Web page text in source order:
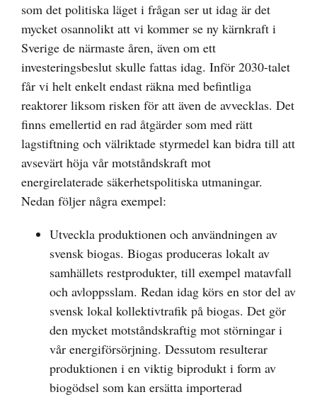
som det politiska läget i frågan ser ut idag är det
mycket osannolikt att vi kommer se ny kärnkraft i
Sverige de närmaste åren, även om ett
investeringsbeslut skulle fattas idag. Inför 2030-talet
får vi helt enkelt endast räkna med befintliga
reaktorer liksom risken för att även de avvecklas. Det
finns emellertid en rad åtgärder som med rätt
lagstiftning och välriktade styrmedel kan bidra till att
avsevärt höja vår motståndskraft mot
energirelaterade säkerhetspolitiska utmaningar.
Nedan följer några exempel:
Utveckla produktionen och användningen av
svensk biogas. Biogas produceras lokalt av
samhällets restprodukter, till exempel matavfall
och avloppsslam. Redan idag körs en stor del av
svensk lokal kollektivtrafik på biogas. Det gör
den mycket motståndskraftig mot störningar i
vår energiförsörjning. Dessutom resulterar
produktionen i en viktig biprodukt i form av
biogödsel som kan ersätta importerad